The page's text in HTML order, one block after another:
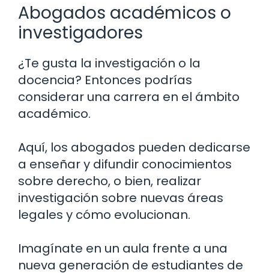
Abogados académicos o
investigadores
¿Te gusta la investigación o la
docencia? Entonces podrías
considerar una carrera en el ámbito
académico.
Aquí, los abogados pueden dedicarse
a enseñar y difundir conocimientos
sobre derecho, o bien, realizar
investigación sobre nuevas áreas
legales y cómo evolucionan.
Imagínate en un aula frente a una
nueva generación de estudiantes de